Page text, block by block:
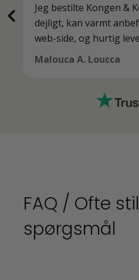
Jeg bestilte Kongen &
dejligt, kan varmt
web-side, og hurtig
Malouca A. Loucca
FAQ / Ofte
spørgsmål